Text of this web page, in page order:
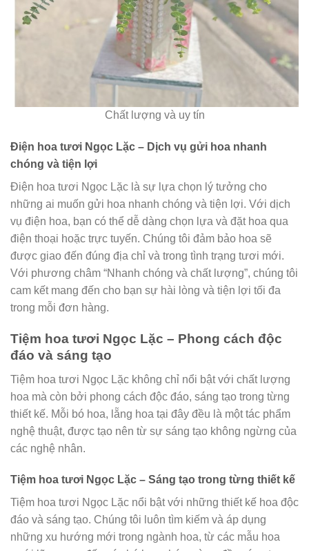
Chất lượng và uy tín
Điện hoa tươi Ngọc Lặc – Dịch vụ gửi hoa nhanh
chóng và tiện lợi
Điện hoa tươi Ngọc Lặc là sự lựa chọn lý tưởng cho
những ai muốn gửi hoa nhanh chóng và tiện lợi. Với dịch
vụ điện hoa, bạn có thể dễ dàng chọn lựa và đặt hoa qua
điện thoại hoặc trực tuyến. Chúng tôi đảm bảo hoa sẽ
được giao đến đúng địa chỉ và trong tình trạng tươi mới.
Với phương châm “Nhanh chóng và chất lượng”, chúng tôi
cam kết mang đến cho bạn sự hài lòng và tiện lợi tối đa
trong mỗi đơn hàng.
Tiệm hoa tươi Ngọc Lặc – Phong cách độc
đáo và sáng tạo
Tiệm hoa tươi Ngọc Lặc không chỉ nổi bật với chất lượng
hoa mà còn bởi phong cách độc đáo, sáng tạo trong từng
thiết kế. Mỗi bó hoa, lẵng hoa tại đây đều là một tác phẩm
nghệ thuật, được tạo nên từ sự sáng tạo không ngừng của
các nghệ nhân.
Tiệm hoa tươi Ngọc Lặc – Sáng tạo trong từng thiết kế
Tiệm hoa tươi Ngọc Lặc nổi bật với những thiết kế hoa độc
đáo và sáng tạo. Chúng tôi luôn tìm kiếm và áp dụng
những xu hướng mới trong ngành hoa, từ các mẫu hoa